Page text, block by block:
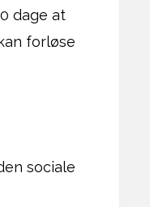
dage at
forløse
sociale